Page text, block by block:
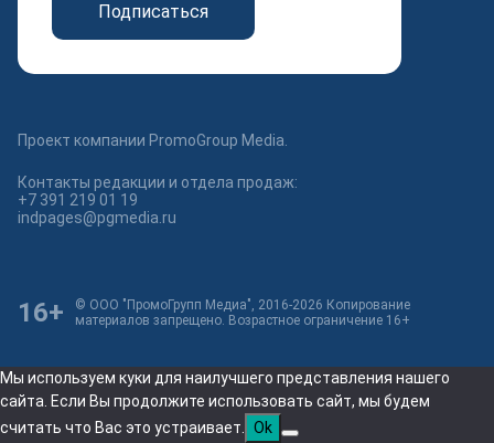
Подписаться
Проект компании PromoGroup Media.
Контакты редакции и отдела продаж:
+7 391 219 01 19
indpages@pgmedia.ru
© ООО "ПромоГрупп Медиа", 2016-2026 Копирование
материалов запрещено. Возрастное ограничение 16+
16+
Мы используем куки для наилучшего представления нашего
сайта. Если Вы продолжите использовать сайт, мы будем
считать что Вас это устраивает.
Ok